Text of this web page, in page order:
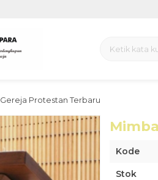
Protestan Terbaru
Kode
Stok